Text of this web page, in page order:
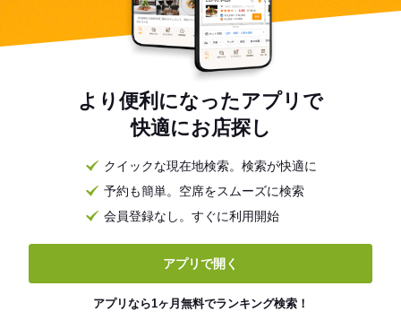
より便利になったアプリで
快適にお店探し
クイックな現在地検索。検索が快適に
予約も簡単。空席をスムーズに検索
会員登録なし。すぐに利用開始
アプリで開く
アプリなら1ヶ月無料でランキング検索！